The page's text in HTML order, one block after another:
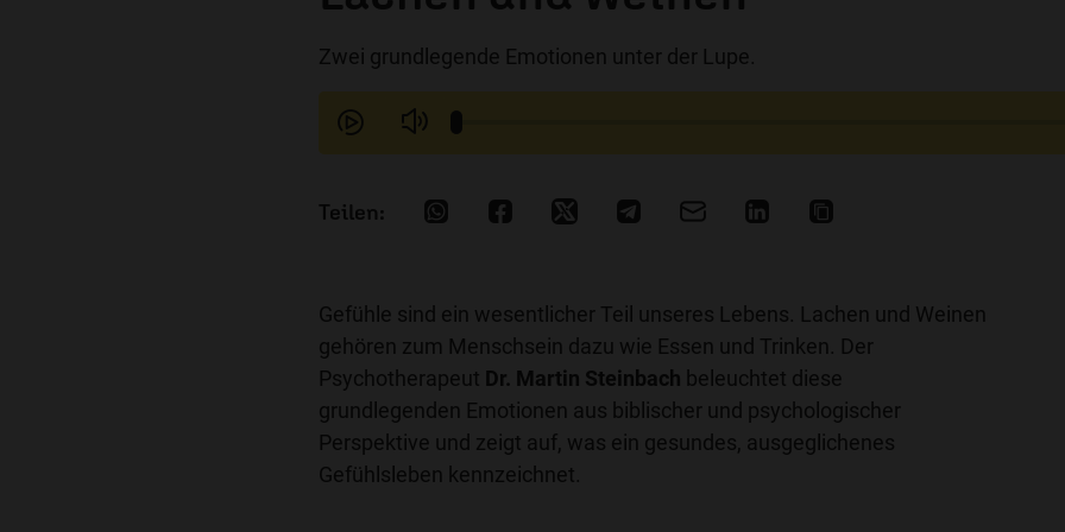
Zwei grundlegende Emotionen unter der Lupe.
Gefühle sind ein wesentlicher Teil unseres Lebens. Lachen und Weinen
gehören zum Menschsein dazu wie Essen und Trinken. Der
Psychotherapeut Dr. Martin Steinbach beleuchtet diese
grundlegenden Emotionen aus biblischer und psychologischer
Perspektive und zeigt auf, was ein gesundes, ausgeglichenes
Gefühlsleben kennzeichnet.